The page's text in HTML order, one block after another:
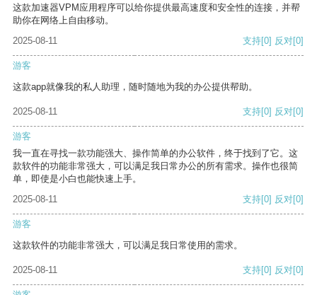
这款加速器VPM应用程序可以给你提供最高速度和安全性的连接，并帮
助你在网络上自由移动。
2025-08-11
支持[0] 反对[0]
游客
这款app就像我的私人助理，随时随地为我的办公提供帮助。
2025-08-11 支持[0] 反对[0]
游客
我一直在寻找一款功能强大、操作简单的办公软件，终于找到了它。这
款软件的功能非常强大，可以满足我日常办公的所有需求。操作也很简
单，即使是小白也能快速上手。
2025-08-11
支持[0] 反对[0]
游客
这款软件的功能非常强大，可以满足我日常使用的需求。
2025-08-11 支持[0] 反对[0]